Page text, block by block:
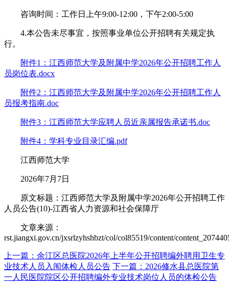
咨询时间：工作日上午9:00-12:00，下午2:00-5:00
4.本公告未尽事宜，按照事业单位公开招聘有关规定执
行。
附件1：江西师范大学及附属中学2026年公开招聘工作人
员岗位表.docx
附件2：江西师范大学及附属中学2026年公开招聘工作人
员报考指南.doc
附件3：江西师范大学应聘人员近亲属报告承诺书.doc
附件4：学科专业目录汇编.pdf
江西师范大学
2026年7月7日
原文标题：江西师范大学及附属中学2026年公开招聘工作
人员公告(10)-江西省人力资源和社会保障厅
文章来源：
rst.jiangxi.gov.cn/jxsrlzyhshbzt/col/col85519/content/
上一篇：余江区总医院2026年上半年公开招聘编外聘用卫生专
业技术人员入闱体检人员公告 下一篇：2026修水县总医院第
一人民医院院区公开招聘编外专业技术岗位人员的体检公告